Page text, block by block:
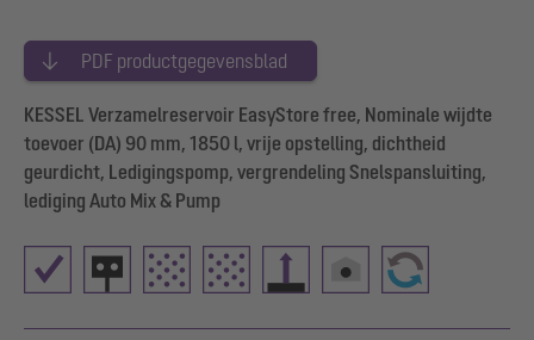
PDF productgegevensblad
KESSEL Verzamelreservoir EasyStore free, Nominale wijdte
toevoer (DA) 90 mm, 1850 l, vrije opstelling, dichtheid
geurdicht, Ledigingspomp, vergrendeling Snelspansluiting,
lediging Auto Mix & Pump